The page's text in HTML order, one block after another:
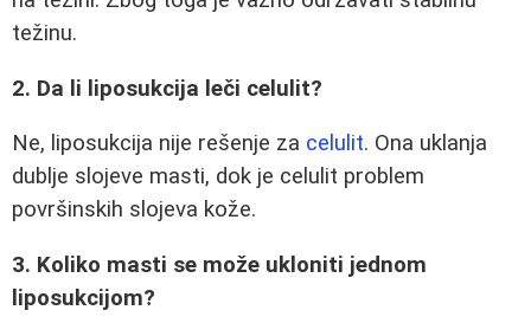
težinu.
2. Da li liposukcija leči celulit?
Ne, liposukcija nije rešenje za celulit. Ona uklanja
dublje slojeve masti, dok je celulit problem
površinskih slojeva kože.
3. Koliko masti se može ukloniti jednom
liposukcijom?